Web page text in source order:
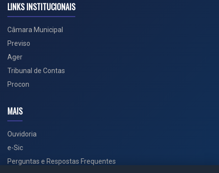
LINKS INSTITUCIONAIS
Câmara Municipal
Previso
Ager
Tribunal de Contas
Procon
MAIS
Ouvidoria
e-Sic
Perguntas e Respostas Frequentes